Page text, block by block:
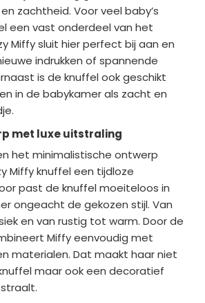
zachtheid. Voor veel baby’s
een vast onderdeel van het
Miffy sluit hier perfect bij aan en
indrukken of spannende
is de knuffel ook geschikt
in de babykamer als zacht en
met luxe uitstraling
het minimalistische ontwerp
Miffy knuffel een tijdloze
past de knuffel moeiteloos in
ongeacht de gekozen stijl. Van
en van rustig tot warm. Door de
Miffy eenvoudig met
materialen. Dat maakt haar niet
maar ook een decoratief